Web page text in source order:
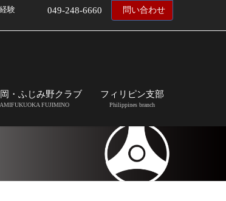
験
049-248-6660 問い合わせ
岡・ふじみ野クラブ
FUJIMINO
フィリピン支部
Philippines branch